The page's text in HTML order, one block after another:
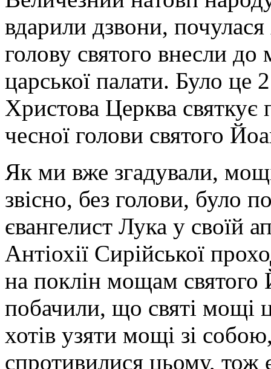
вдарили дзвони,
голову святого внесли до
царської палати. Було це
Христова Церква святкує
чесної голови святого
Як ми вже згадували,
звісно, без голови, було
євангелист Лука у своїй
Антіохії Сирійської
на поклін мощам святого
побачили, що святі мощі
хотів узяти мощі зі
спротивилися цьому, тож